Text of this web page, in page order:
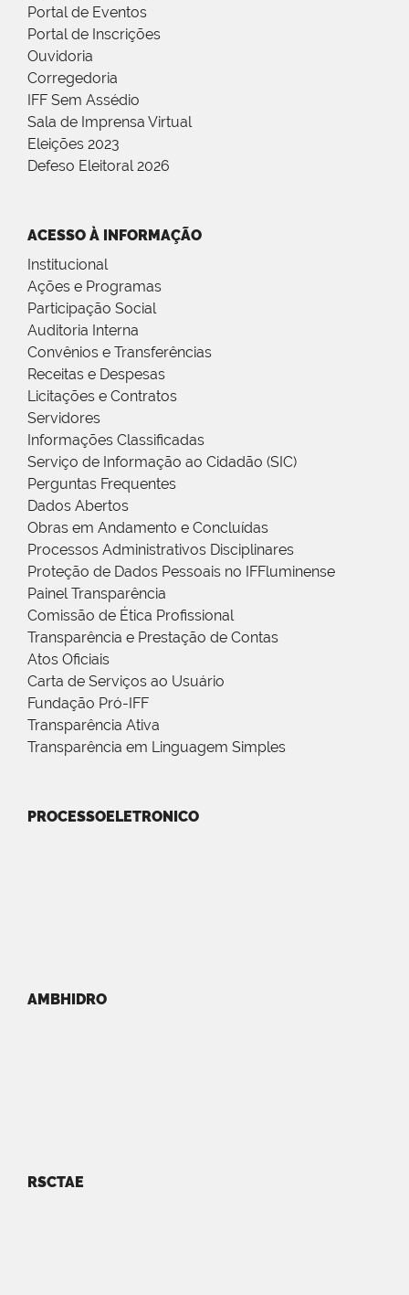
Portal de Eventos
Portal de Inscrições
Ouvidoria
Corregedoria
IFF Sem Assédio
Sala de Imprensa Virtual
Eleições 2023
Defeso Eleitoral 2026
ACESSO À INFORMAÇÃO
Institucional
Ações e Programas
Participação Social
Auditoria Interna
Convênios e Transferências
Receitas e Despesas
Licitações e Contratos
Servidores
Informações Classificadas
Serviço de Informação ao Cidadão (SIC)
Perguntas Frequentes
Dados Abertos
Obras em Andamento e Concluídas
Processos Administrativos Disciplinares
Proteção de Dados Pessoais no IFFluminense
Painel Transparência
Comissão de Ética Profissional
Transparência e Prestação de Contas
Atos Oficiais
Carta de Serviços ao Usuário
Fundação Pró-IFF
Transparência Ativa
Transparência em Linguagem Simples
PROCESSOELETRONICO
AMBHIDRO
RSCTAE